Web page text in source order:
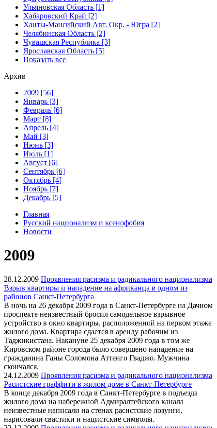
Ульяновская Область [1]
Хабаровский Край [2]
Ханты-Мансийский Авт. Окр. - Югра [2]
Челябинская Область [2]
Чувашская Республика [3]
Ярославская Область [5]
Показать все
Архив
2009 [56]
Январь [3]
Февраль [6]
Март [8]
Апрель [4]
Май [3]
Июнь [3]
Июль [1]
Август [6]
Сентябрь [6]
Октябрь [4]
Ноябрь [7]
Декабрь [5]
Главная
Русский национализм и ксенофобия
Новости
2009
28.12.2009 Проявления расизма и радикального национализма
Взрыв квартиры и нападение на африканца в одном из
районов Санкт-Петербурга
В ночь на 26 декабря 2009 года в Санкт-Петербурге на Дачном
проспекте неизвестный бросил самодельное взрывное
устройство в окно квартиры, расположенной на первом этаже
жилого дома. Квартира сдается в аренду рабочим из
Таджикистана. Накануне 25 декабря 2009 года в том же
Кировском районе города было совершено нападение на
гражданина Ганы Соломона Аттенго Гваджо. Мужчина
скончался.
24.12.2009 Проявления расизма и радикального национализма
Расистские граффити в жилом доме в Санкт-Петербурге
В конце декабря 2009 года в Санкт-Петербурге в подъезда
жилого дома на набережной Адмиралтейского канала
неизвестные написали на стенах расистские лозунги,
нарисовали свастики и нацистские символы.